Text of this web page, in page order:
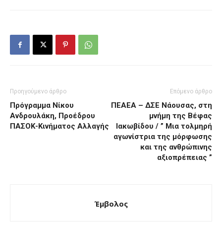
Προηγούμενο άρθρο
Πρόγραμμα Νίκου
Ανδρουλάκη, Προέδρου
ΠΑΣΟΚ-Κινήματος Αλλαγής
Επόμενο άρθρο
ΠΕΑΕΑ – ΔΣΕ Νάουσας, στη
μνήμη της Βέφας
Ιακωβίδου / ” Μια τολμηρή
αγωνίστρια της μόρφωσης
και της ανθρώπινης
αξιοπρέπειας ”
Έμβολος